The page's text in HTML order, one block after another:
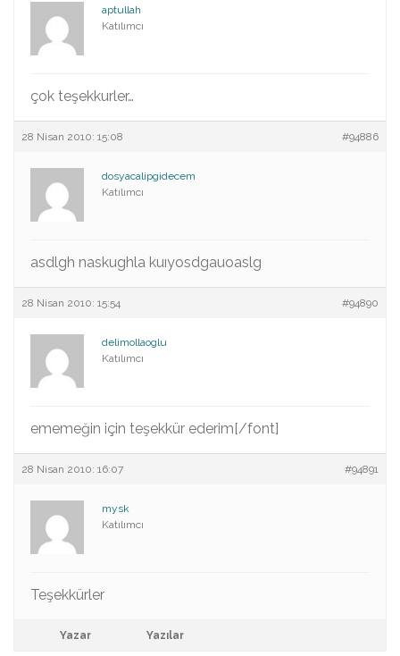
aptullah
Katılımcı
çok teşekkurler…
28 Nisan 2010: 15:08 #94886
dosyacalipgidecem
Katılımcı
asdlgh naskughla kuıyosdgauoaslg
28 Nisan 2010: 15:54 #94890
delimollaoglu
Katılımcı
ememeğin için teşekkür ederim[/font]
28 Nisan 2010: 16:07 #94891
mysk
Katılımcı
Teşekkürler
Yazar Yazılar